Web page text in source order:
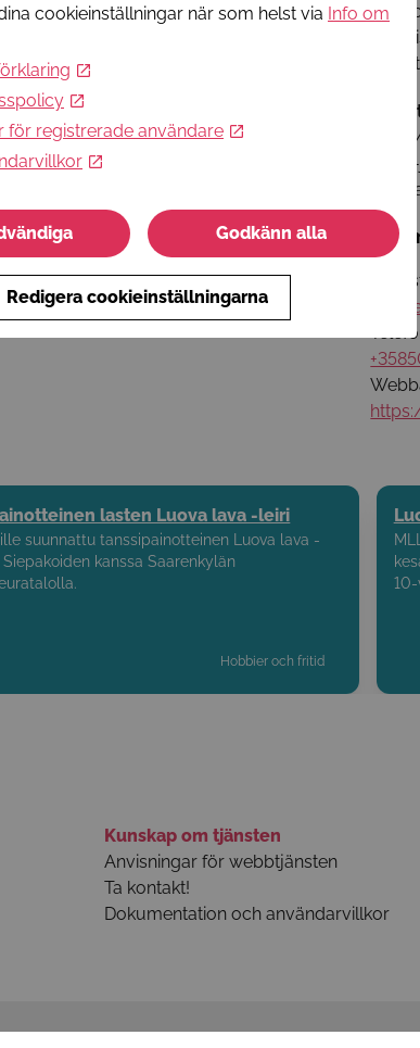
Läs
E-
lasten Luova lava -leiri
suunnattu tanssipainotteinen Luova lava -
kanssa Saarenkylän
Hobbier och fritid
Kunskap om tjänsten
Anvisningar för webbtjänsten
Ta kontakt!
Dokumentation och användarvillkor
cookieinställningar när som helst via Info om
för registrerade användare
Godkänn alla
Redigera cookieinställningarna